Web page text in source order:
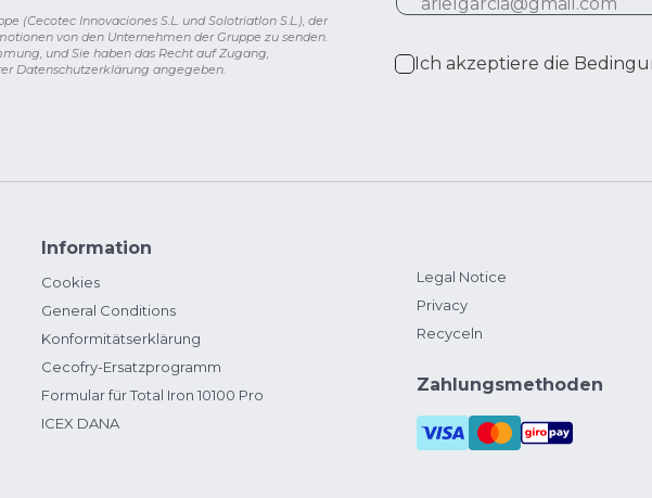
(Cecotec Innovaciones S.L. und Solotriatlon S.L.), der
von den Unternehmen der Gruppe zu senden.
und Sie haben das Recht auf Zugang,
Datenschutzerklärung angegeben.
Ich akzeptiere die
Information
Cookies
General Conditions
Konformitätserklärung
Cecofry-Ersatzprogramm
Formular für Total Iron 10100 Pro
ICEX DANA
Legal Notice
Privacy
Recyceln
Zahlungsmethoden